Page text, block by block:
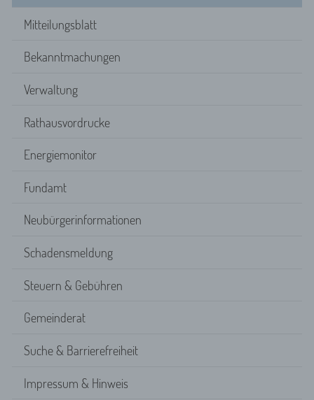
Mitteilungsblatt
Bekanntmachungen
Verwaltung
Rathausvordrucke
Energiemonitor
Fundamt
Neubürgerinformationen
Schadensmeldung
Steuern & Gebühren
Gemeinderat
Suche & Barrierefreiheit
Impressum & Hinweis